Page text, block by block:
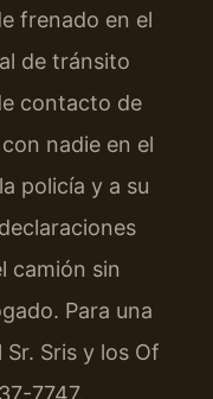
frenado en el
de tránsito
contacto de
nadie en el
policía y a su
camión sin
Para una
Sris y los Of
7747.